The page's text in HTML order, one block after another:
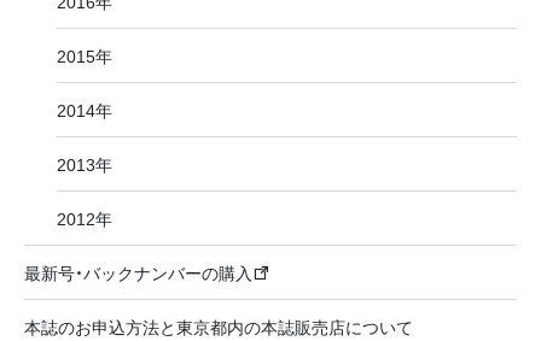
2015年
2014年
2013年
2012年
最新号・バックナンバーの購入
本誌のお申込方法と東京都内の本誌販売店について